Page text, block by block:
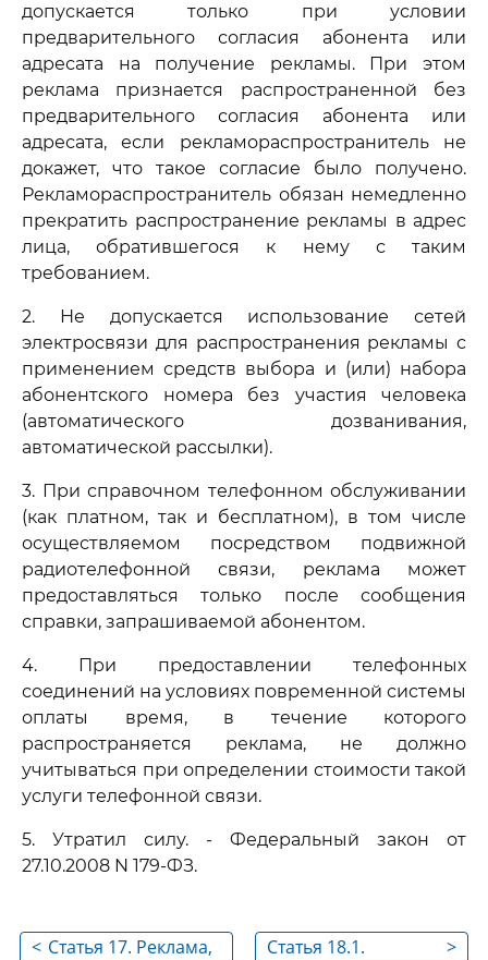
допускается только при условии
предварительного согласия абонента или
адресата на получение рекламы. При этом
реклама признается распространенной без
предварительного согласия абонента или
адресата, если рекламораспространитель не
докажет, что такое согласие было получено.
Рекламораспространитель обязан немедленно
прекратить распространение рекламы в адрес
лица, обратившегося к нему с таким
требованием.
2. Не допускается использование сетей
электросвязи для распространения рекламы с
применением средств выбора и (или) набора
абонентского номера без участия человека
(автоматического дозванивания,
автоматической рассылки).
3. При справочном телефонном обслуживании
(как платном, так и бесплатном), в том числе
осуществляемом посредством подвижной
радиотелефонной связи, реклама может
предоставляться только после сообщения
справки, запрашиваемой абонентом.
4. При предоставлении телефонных
соединений на условиях повременной системы
оплаты время, в течение которого
распространяется реклама, не должно
учитываться при определении стоимости такой
услуги телефонной связи.
5. Утратил силу. - Федеральный закон от
27.10.2008 N 179-ФЗ.
< Статья 17. Реклама,
>
Статья 18.1.